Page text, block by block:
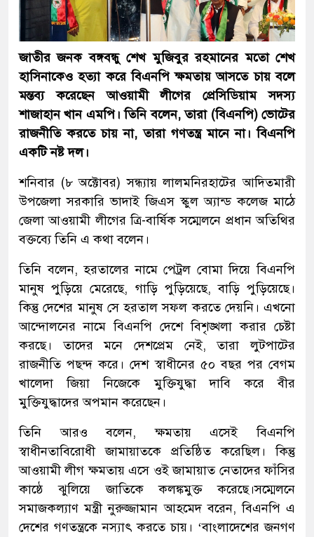
জাতীর জনক বঙ্গবন্ধু শেখ মুজিবুর রহমানের মতো শেখ
হাসিনাকেও হত্যা করে বিএনপি ক্ষমতায় আসতে চায় বলে
মন্তব্য করেছেন আওয়ামী লীগের প্রেসিডিয়াম সদস্য
শাজাহান খান এমপি। তিনি বলেন, তারা (বিএনপি) ভোটের
রাজনীতি করতে চায় না, তারা গণতন্ত্র মানে না। বিএনপি
একটি নষ্ট দল।
শনিবার (৮ অক্টোবর) সন্ধ্যায় লালমনিরহাটের আদিতমারী
উপজেলা সরকারি ভাদাই জিএস স্কুল অ্যান্ড কলেজ মাঠে
জেলা আওয়ামী লীগের ত্রি-বার্ষিক সম্মেলনে প্রধান অতিথির
বক্তব্যে তিনি এ কথা বলেন।
তিনি বলেন, হরতালের নামে পেট্রল বোমা দিয়ে বিএনপি
মানুষ পুড়িয়ে মেরেছে, গাড়ি পুড়িয়েছে, বাড়ি পুড়িয়েছে।
কিন্তু দেশের মানুষ সে হরতাল সফল করতে দেয়নি। এখনো
আন্দোলনের নামে বিএনপি দেশে বিশৃঙ্খলা করার চেষ্টা
করছে। তাদের মনে দেশপ্রেম নেই, তারা লুটপাটের
রাজনীতি পছন্দ করে। দেশ স্বাধীনের ৫০ বছর পর বেগম
খালেদা জিয়া নিজেকে মুক্তিযুদ্ধা দাবি করে বীর
মুক্তিযুদ্ধাদের অপমান করেছেন।
তিনি আরও বলেন, ক্ষমতায় এসেই বিএনপি
স্বাধীনতাবিরোধী জামায়াতকে প্রতিষ্ঠিত করেছিল। কিন্তু
আওয়ামী লীগ ক্ষমতায় এসে ওই জামায়াত নেতাদের ফাঁসির
কাষ্ঠে ঝুলিয়ে জাতিকে কলঙ্কমুক্ত করেছে।সম্মেলনে
সমাজকল্যাণ মন্ত্রী নুরুজ্জামান আহমেদ বরেন, বিএনপি এ
দেশের গণতন্ত্রকে নস্যাৎ করতে চায়। ‘বাংলাদেশের জনগণ